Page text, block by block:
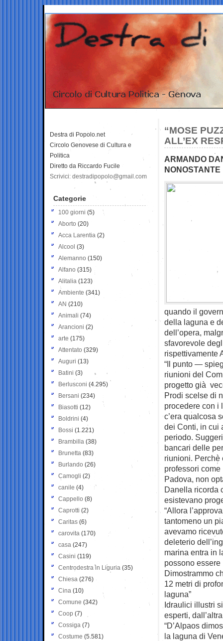
“MOSE
ALL’EX
ARMANDO
quando il
della laguna e
dell’opera,
sfavorevole
rispettivamente
“Il punto —
riunioni del
progetto già
Prodi scelse di
procedere con i
c’era qualcosa
dei Conti, in cui
periodo.
bancari delle
riunioni. Perchè
professori
Padova, non
Danella ricorda
esistevano
“Allora
tantomeno un
avevamo
deleterio
marina entra in
possono essere
Dimostrammo
12 metri di
laguna”
Idraulici illustri
esperti,
“D’Alpaos
la laguna di
Destra di Popolo.net
Circolo Genovese di Cultura e
Politica
Diretto da Riccardo Fucile
Scrivici: destradipopolo@gmail.com
Categorie
100 giorni (5)
Aborto (20)
Acca Larentia (2)
Alcool (3)
Alemanno (150)
Alfano (315)
Alitalia (123)
Ambiente (341)
AN (210)
Animali (74)
Arancioni (2)
arte (175)
Attentato (329)
Auguri (13)
Batini (3)
Berlusconi (4.295)
Bersani (234)
Biasotti (12)
Boldrini (4)
Bossi (1.221)
Brambilla (38)
Brunetta (83)
Burlando (26)
Camogli (2)
canile (4)
Cappello (8)
Caprotti (2)
Caritas (6)
carovita (170)
casa (247)
Casini (119)
Centrodestra in Liguria (35)
Chiesa (276)
Cina (10)
Comune (342)
Coop (7)
Cossiga (7)
Costume (5.581)